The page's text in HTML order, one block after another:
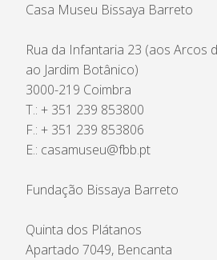
Casa Museu Bissaya Barreto
Rua da Infantaria 23 (aos Arcos
ao Jardim Botânico)
3000-219 Coimbra
T.: + 351 239 853800
F.: + 351 239 853806
E.: casamuseu@fbb.pt
Fundação Bissaya Barreto
Quinta dos Plátanos
Apartado 7049, Bencanta